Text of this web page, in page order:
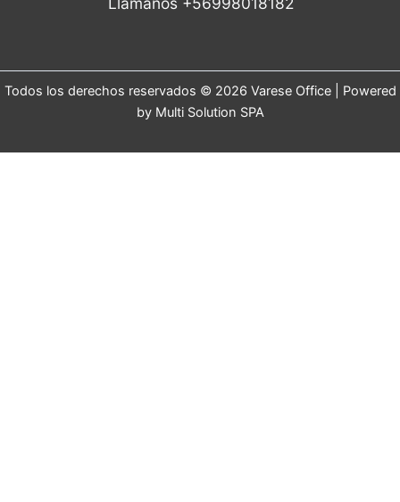
Todos los derechos reservados © 2026 Varese Office | Powered
by Multi Solution SPA